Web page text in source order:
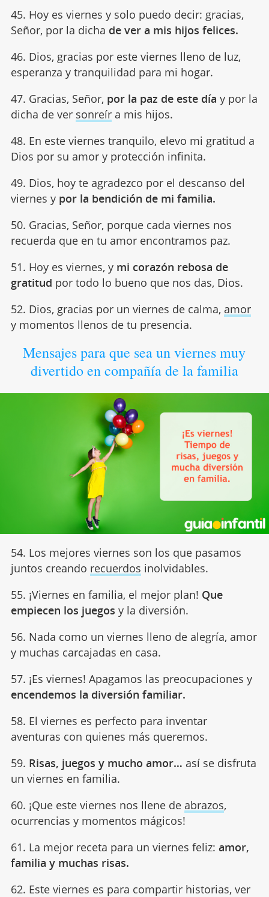
45. Hoy es viernes y solo puedo decir: gracias,
Señor, por la dicha de ver a mis hijos felices.
46. Dios, gracias por este viernes lleno de luz,
esperanza y tranquilidad para mi hogar.
47. Gracias, Señor, por la paz de este día y por la
dicha de ver sonreíra mis hijos.
48. En este viernes tranquilo, elevo mi gratitud a
Dios por su amor y protección infinita.
49. Dios, hoy te agradezco por el descanso del
viernes y por la bendición de mi familia.
50. Gracias, Señor, porque cada viernes nos
recuerda que en tu amor encontramos paz.
51. Hoy es viernes, y mi corazón rebosa de
gratitud por todo lo bueno que nos das, Dios.
52. Dios, gracias por un viernes de calma, amor
y momentos llenos de tu presencia.
Mensajes para que sea un viernes muy
divertido en compañía de la familia
54. Los mejores viernes son los que pasamos
juntos creando recuerdos inolvidables.
55. ¡Viernes en familia, el mejor plan! Que
empiecen los juegos y la diversión.
56. Nada como un viernes lleno de alegría, amor
y muchas carcajadas en casa.
57. ¡Es viernes! Apagamos las preocupaciones y
encendemos la diversión familiar.
58. El viernes es perfecto para inventar
aventuras con quienes más queremos.
59. Risas, juegos y mucho amor… así se disfruta
un viernes en familia.
60. ¡Que este viernes nos llene de abrazos,
ocurrencias y momentos mágicos!
61. La mejor receta para un viernes feliz: amor,
familia y muchas risas.
62. Este viernes es para compartir historias, ver